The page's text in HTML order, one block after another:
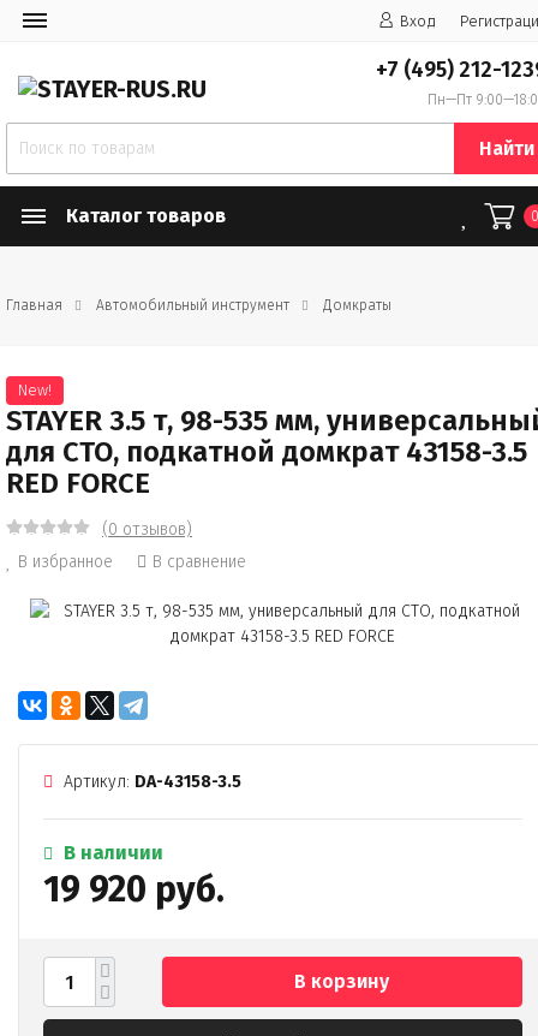
Вход
+7 (495) 212-
Пн—Пт
Найти
Каталог товаров
Главная Автомобильный инструмент Домкраты
New!
STAYER 3.5 т, 98-535 мм,
для СТО, подкатной домкрат 43158-3.5
RED FORCE
(0 отзывов)
В избранное
В сравнение
Артикул: DA-43158-3.5
В наличии
19 920 руб.
В корзину